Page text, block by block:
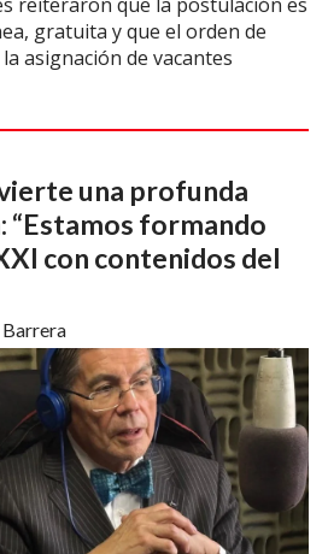
gratuita y que el orden de
asignación de vacantes
una profunda
“Estamos formando
con contenidos del